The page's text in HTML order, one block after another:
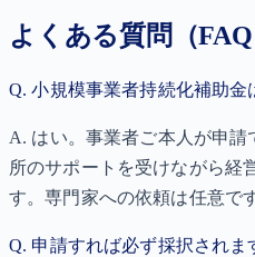
よくある質問（FAQ
Q.小規模事業者持続化補助金
A. はい。事業者ご本人が申
所のサポートを受けながら経
す。専門家への依頼は任意で
Q. 申請すれば必ず採択されま